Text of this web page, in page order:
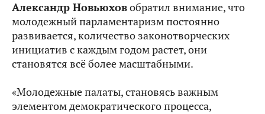
Александр Новьюховобратил внимание, что
молодежный парламентаризм постоянно
развивается, количество законотворческих
инициатив с каждым годом растет, они
становятся всё более масштабными.
«Молодежные палаты, становясь важным
элементом демократического процесса,